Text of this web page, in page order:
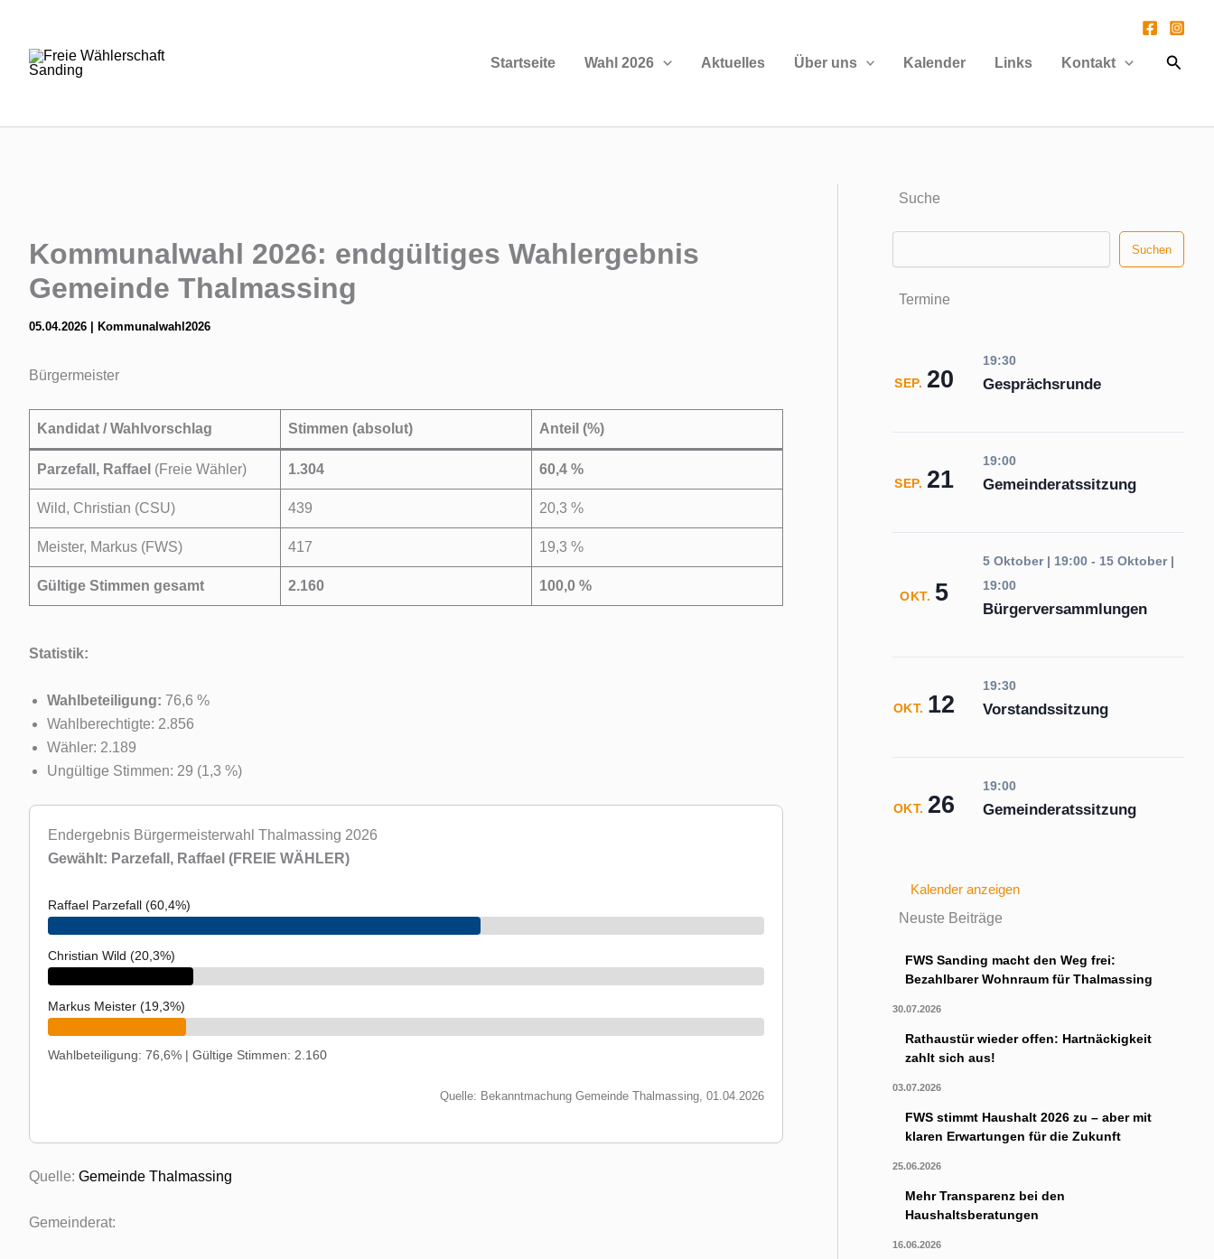
springen
Startseite Wahl 2026 Aktuelles Über uns Kalender Links Kontakt
Kommunalwahl 2026: endgültiges Wahlergebnis
Gemeinde Thalmassing
05.04.2026 Kommunalwahl2026
Bürgermeister
Kandidat / Wahlvorschlag Stimmen (absolut) Anteil (%)
Parzefall, Raffael (Freie Wähler) 1.304 60,4 %
Wild, Christian (CSU) 439 20,3 %
Meister, Markus (FWS) 417 19,3 %
Gültige Stimmen gesamt 2.160 100,0 %
Statistik:
Wahlbeteiligung: 76,6 %
Wahlberechtigte: 2.856
Wähler: 2.189
Ungültige Stimmen: 29 (1,3 %)
Endergebnis Bürgermeisterwahl Thalmassing 2026
Gewählt: Parzefall, Raffael (FREIE WÄHLER)
Raffael Parzefall (60,4%)
Christian Wild (20,3%)
Markus Meister (19,3%)
Wahlbeteiligung: 76,6% | Gültige Stimmen: 2.160
Quelle: Bekanntmachung Gemeinde Thalmassing, 01.04.2026
Quelle: Gemeinde Thalmassing
Gemeinderat:
Suche
Suchen
Termine
SEP. 20
19:30
Gesprächsrunde
SEP. 21
19:00
Gemeinderatssitzung
OKT. 5
5 Oktober | 19:00 - 15 Oktober |
19:00
Bürgerversammlungen
OKT. 12
19:30
Vorstandssitzung
OKT. 26
19:00
Gemeinderatssitzung
Kalender anzeigen
Neuste Beiträge
FWS Sanding macht den Weg frei:
Bezahlbarer Wohnraum für Thalmassing
30.07.2026
Rathaustür wieder offen: Hartnäckigkeit
zahlt sich aus!
03.07.2026
FWS stimmt Haushalt 2026 zu – aber mit
klaren Erwartungen für die Zukunft
25.06.2026
Mehr Transparenz bei den
Haushaltsberatungen
16.06.2026